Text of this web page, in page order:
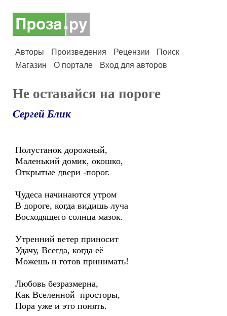
Авторы Произведения Рецензии
Поиск
Магазин
О портале Вход для авторов
Не оставайся на пороге
Сергей Блик
Полустанок дорожный,
Маленький домик, окошко,
Открытые двери -порог.
Чудеса начинаются утром
В дороге, когда видишь луча
Восходящего солнца мазок.
Утренний ветер приносит
Удачу, Всегда, когда её
Можешь и готов принимать!
Любовь безразмерна,
Как Вселенной просторы,
Пора уже и это понять.